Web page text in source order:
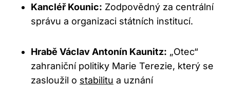
Kancléř Kounic: Zodpovědný za centrální
správu a organizaci státních institucí.
Hrabě Václav Antonín Kaunitz: „Otec“
zahraniční politiky Marie Terezie, který se
zasloužil o stabilitu a uznání